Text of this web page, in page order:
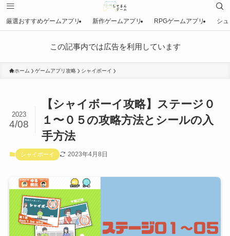
厳選おすすめゲームアプリ 新作ゲームアプリ RPGゲームアプリ シ
この記事内では広告を利用しています
ホーム ゲームアプリ攻略 シャイボーイ
【シャイボーイ攻略】ステージ０
１〜０５の攻略方法とシールの入
手方法
2023
4/08
シャイボーイ 2023年4月8日